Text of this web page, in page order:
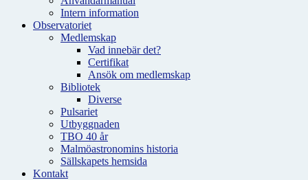
Intern information
Observatoriet
Medlemskap
Vad innebär det?
Certifikat
Ansök om medlemskap
Bibliotek
Diverse
Pulsariet
Utbyggnaden
TBO 40 år
Malmöastronomins historia
Sällskapets hemsida
Kontakt